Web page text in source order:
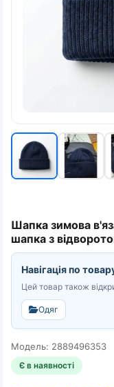
Шапка зимова
шапка з
Навігація по
Цей товар також
Одяг
Модель: 2889496353
Є в наявності